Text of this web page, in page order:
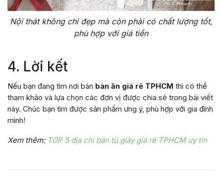
Nội thát không chỉ đẹp mà còn phải có chất lượng tốt,
phù hợp với giá tiền
4. Lời kết
Nếu bạn đang tìm nơi bán bàn ăn giá rẻ TPHCM thì có thể
tham khảo và lựa chọn các đơn vị được chia sẻ trong bài viết
này. Chúc bạn tìm được sản phẩm ưng ý, phù hợp với gia đình
mình!
Xem thêm: TOP 5 địa chỉ bán tủ giày giá rẻ TPHCM uy tín